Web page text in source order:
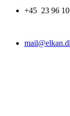
+45 23 96